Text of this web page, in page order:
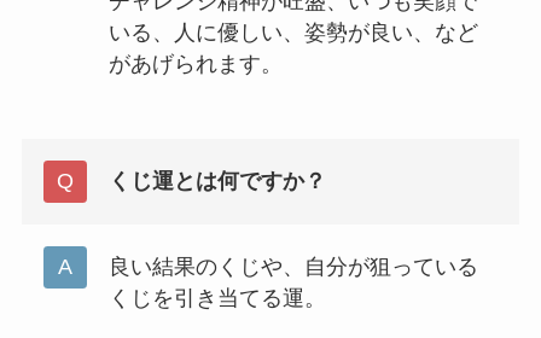
いる、人に優しい、姿勢が良い、など
があげられます。
くじ運とは何ですか？
良い結果のくじや、自分が狙っている
くじを引き当てる運。